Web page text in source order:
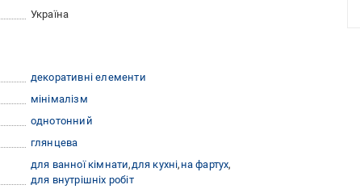
Україна
декоративні елементи
мінімалізм
однотонний
глянцева
для ванної кімнати для кухні на фартух
для внутрішніх робіт